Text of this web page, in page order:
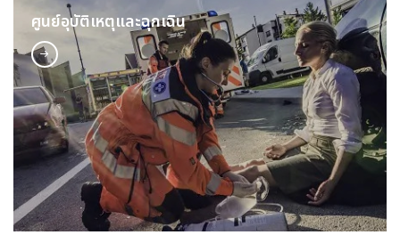
ศูนย์อุบัติเหตุและฉุกเฉิน